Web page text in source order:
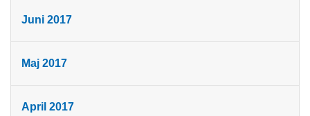
Juni 2017
Maj 2017
April 2017